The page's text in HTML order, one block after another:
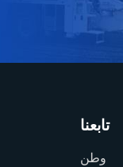
تابعنا
وطن